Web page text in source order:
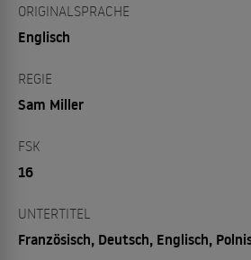
ORIGINALSPRACHE
Englisch
REGIE
Sam Miller
FSK
16
UNTERTITEL
Französisch, Deutsch, Englisch,